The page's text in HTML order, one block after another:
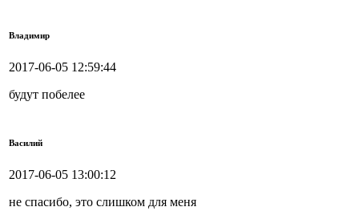
Владимир
2017-06-05 12:59:44
будут побелее
Василий
2017-06-05 13:00:12
не спасибо, это слишком для меня